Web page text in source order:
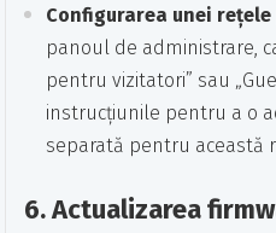
Configurarea unei
panoul de administrare,
pentru vizitatori” sau
instrucțiunile pentru a o
separată pentru această
6.Actualizarea